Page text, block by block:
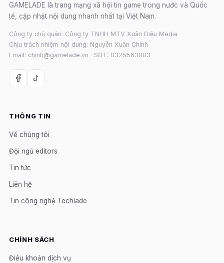
GAMELADE là trang mạng xã hội tin game trong nước và Quốc
tế, cập nhật nội dung nhanh nhất tại Việt Nam.
Công ty chủ quản: Công ty TNHH MTV Xuân Diệu Media
Chịu trách nhiệm nội dung: Nguyễn Xuân Chính
Email: chinh@gamelade.vn · SĐT: 0325563003
THÔNG TIN
Về chúng tôi
Đội ngũ editors
Tin tức
Liên hệ
Tin công nghệ Techlade
CHÍNH SÁCH
Điều khoản dịch vụ